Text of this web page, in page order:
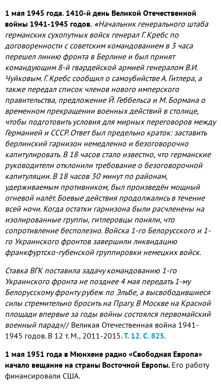
1 мая 1945 года. 1410-й день Великой Отечественной
войны 1941-1945 годов. «Начальник генерального штаба
германских сухопутных войск генерал Г. Кребс по
договоренности с советским командованием в 3 часа
перешел линию фронта в Берлине и был принят
командующим 8-й гвардейской армией генералом В.И.
Чуйковым. Г. Кребс сообщил о самоубийстве А. Гитлера, а
также передал список членов нового имперского
правительства, предложение Й. Геббельса и М. Бормана о
временном прекращении военных действий в столице,
чтобы подготовить условия для мирных переговоров между
Германией и СССР. Ответ был предельно краток: заставить
берлинский гарнизон немедленно и безоговорочно
капитулировать. В 18 часов стало известно, что германские
руководители отклонили требование о безоговорочной
капитуляции. В 18 часов 30 минут по районам,
удерживаемым противником, был произведён мощный
огневой налёт. Боевые действия продолжались в течение
всей ночи. Когда остатки гарнизона были расчленены на
изолированные группы, гитлеровцы поняли, что
сопротивление бесполезно. Войска 1-го Белорусского и 1-
го Украинского фронтов завершили ликвидацию
франкфуртско-губенской группировки немецких войск.
Ставка ВГК поставила задачу командованию 1-го
Украинского фронта не позднее 4 мая передать 1-му
Белорусскому фронту рубеж по Эльбе, а высвободившиеся
силы стремительно бросить на Прагу. В Москве на Красной
площади впервые за годы войны состоялся первомайский
военный парад»// Великая Отечественная война 1941-
1945 годов. В 12 т. М., 2011-2015.Т. 12. С. 825.
1 мая 1951 года в Мюнхене радио «Свободная Европа»
начало вещание на страны Восточной Европы. Его работу
финансировали США.